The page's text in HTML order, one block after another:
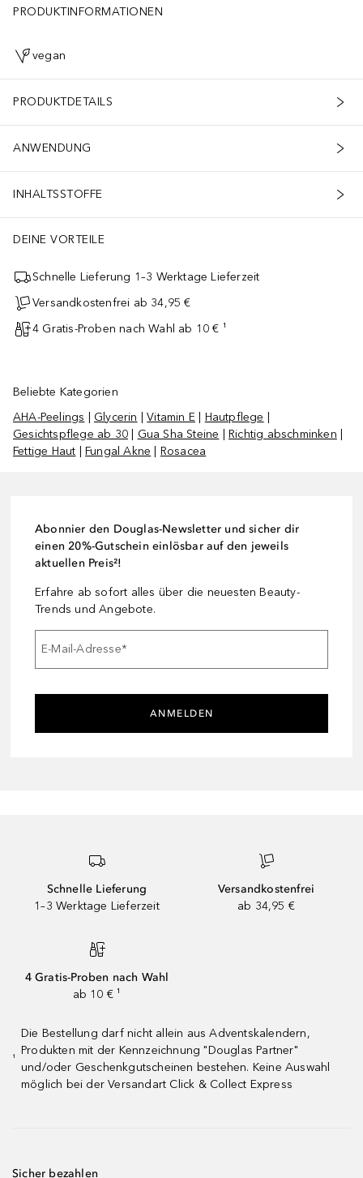
PRODUKTINFORMATIONEN
vegan
PRODUKTDETAILS
ANWENDUNG
INHALTSSTOFFE
DEINE VORTEILE
Schnelle Lieferung 1–3 Werktage Lieferzeit
Versandkostenfrei ab 34,95 €
4 Gratis-Proben nach Wahl ab 10 € ¹
Beliebte Kategorien
AHA-Peelings
Glycerin |Vitamin E Hautpflege
Gesichtspflege ab 30
Gua Sha Steine |Richtig abschminken
Fettige Haut |Fungal Akne Rosacea
Abonnier den Douglas-Newsletter und sicher dir
einen 20%-Gutschein einlösbar auf den jeweils
aktuellen Preis²!
Erfahre ab sofort alles über die neuesten Beauty-
Trends und Angebote.
E-Mail-Adresse*
ANMELDEN
Schnelle Lieferung
1–3 Werktage Lieferzeit
Versandkostenfrei
ab 34,95 €
4 Gratis-Proben nach Wahl
ab 10 € ¹
¹
Die Bestellung darf nicht allein aus Adventskalendern,
Produkten mit der Kennzeichnung "Douglas Partner"
und/oder Geschenkgutscheinen bestehen. Keine Auswahl
möglich bei der Versandart Click & Collect Express
Sicher bezahlen